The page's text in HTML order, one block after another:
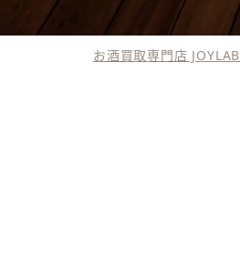
お酒買取専門店 JOYLAB